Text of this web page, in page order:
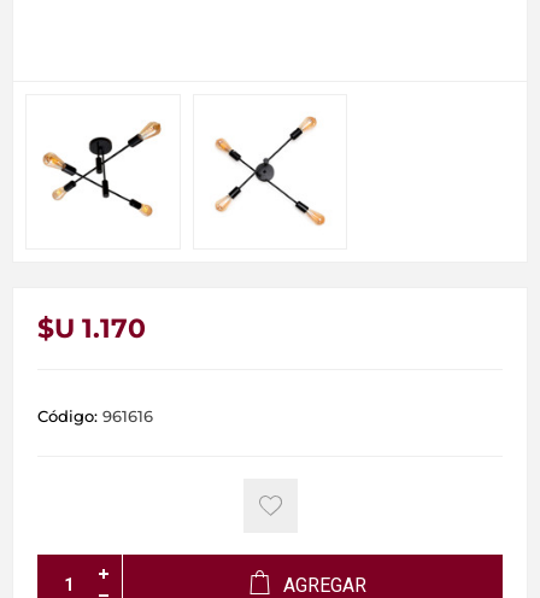
$U 1.170
Código: 961616
AGREGAR